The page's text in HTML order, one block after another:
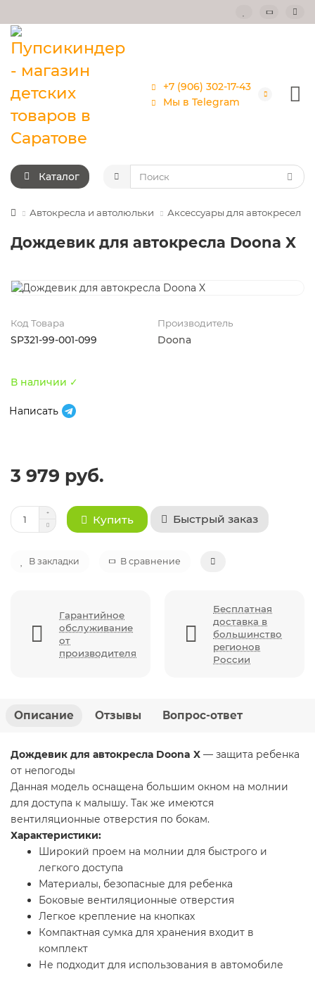
+7 (906) 302-17-43
Мы в Telegram
Каталог
Автокресла и автолюльки Аксессуары для автокресел
Дождевик для автокресла Doona X
Код Товара
SP321-99-001-099
Производитель
Doona
В наличии ✓
Написать
3 979 руб.
Купить Быстрый заказ
В закладки В сравнение
Гарантийное
обслуживание
от
производителя
Бесплатная
доставка в
большинство
регионов
России
Описание Отзывы Вопрос-ответ
Дождевик для автокресла Doona X — защита ребенка
от непогоды
Данная модель оснащена большим окном на молнии
для доступа к малышу. Так же имеются
вентиляционные отверстия по бокам.
Характеристики:
Широкий проем на молнии для быстрого и
легкого доступа
Материалы, безопасные для ребенка
Боковые вентиляционные отверстия
Легкое крепление на кнопках
Компактная сумка для хранения входит в
комплект
Не подходит для использования в автомобиле